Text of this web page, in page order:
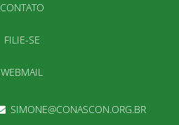
CONTATO
FILIE-SE
WEBMAIL
SIMONE@CONASCON.ORG.BR